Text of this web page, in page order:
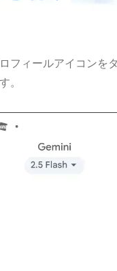
フィールアイコンを
。